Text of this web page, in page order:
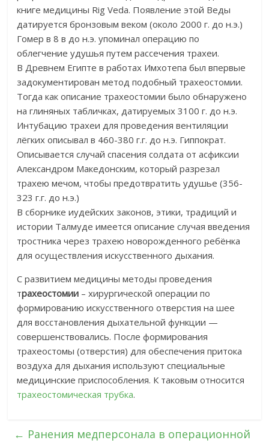
книге медицины Rig Veda. Появление этой Веды
датируется бронзовым веком (около 2000 г. до н.э.)
Гомер в 8 в до н.э. упоминал операцию по
облегчение удушья путем рассечения трахеи.
В Древнем Египте в работах Имхотепа был впервые
задокументирован метод подобный трахеостомии.
Тогда как описание трахеостомии было обнаружено
на глиняных табличках, датируемых 3100 г. до н.э.
Интубацию трахеи для проведения вентиляции
лёгких описывал в 460-380 г.г. до н.э. Гиппократ.
Описывается случай спасения солдата от асфиксии
Александром Македонским, который разрезал
трахею мечом, чтобы предотвратить удушье (356-
323 г.г. до н.э.)
В сборнике иудейских законов, этики, традиций и
истории Талмуде имеется описание случая введения
тростника через трахею новорожденного ребёнка
для осуществления искусственного дыхания.
С развитием медицины методы проведения
трахеостомии – хирургической операции по
формированию искусственного отверстия на шее
для восстановления дыхательной функции —
совершенствовались. После формирования
трахеостомы (отверстия) для обеспечения притока
воздуха для дыхания используют специальные
медицинские приспособления. К таковым относится
трахеостомическая трубка.
← Ранения медперсонала в операционной